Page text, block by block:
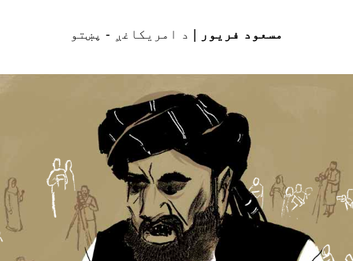
مسعود فریور | د امریکاغږ - پښتو